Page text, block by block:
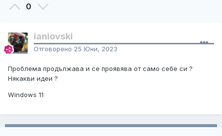
0
ianiovski
Отговорено 25 Юни, 2023
Проблема продължава и се проявява от само себе си ?
Някакви идеи ?
Windows 11